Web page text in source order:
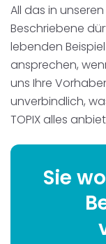
All das in
Beschriebene
lebenden
ansprechen,
uns Ihre
unverbindlich,
TOPIX alles
Sie